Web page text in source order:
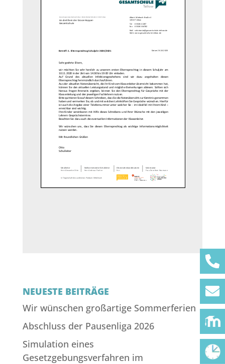
NEUESTE BEITRÄGE
Wir wünschen großartige Sommerferien
Abschluss der Pausenliga 2026
Simulation eines
Gesetzgebungsverfahren im